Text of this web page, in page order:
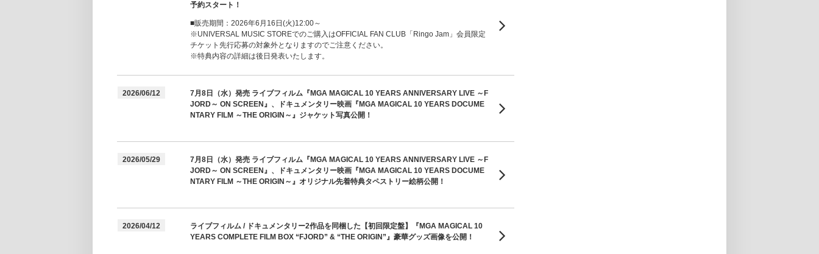
予約スタート！
■販売期間：2026年6月16日(火)12:00～
※UNIVERSAL MUSIC STOREでのご購入はOFFICIAL FAN CLUB「Ringo Jam」会員限定
チケット先行応募の対象外となりますのでご注意ください。
※特典内容の詳細は後日発表いたします。
2026/06/12
7月8日（水）発売 ライブフィルム『MGA MAGICAL 10 YEARS ANNIVERSARY LIVE ～F
JORD～ ON SCREEN』、ドキュメンタリー映画『MGA MAGICAL 10 YEARS DOCUME
NTARY FILM ～THE ORIGIN～』ジャケット写真公開！
2026/05/29
7月8日（水）発売 ライブフィルム『MGA MAGICAL 10 YEARS ANNIVERSARY LIVE ～F
JORD～ ON SCREEN』、ドキュメンタリー映画『MGA MAGICAL 10 YEARS DOCUME
NTARY FILM ～THE ORIGIN～』オリジナル先着特典タペストリー絵柄公開！
2026/04/12
ライブフィルム / ドキュメンタリー2作品を同梱した【初回限定盤】『MGA MAGICAL 10
YEARS COMPLETE FILM BOX “FJORD” & “THE ORIGIN”』豪華グッズ画像を公開！